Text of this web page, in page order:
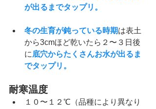
が出るまでタップリ。
冬の生育が鈍っている時期は表土
から3cmほど乾いたら２〜３日後
に底穴からたくさんお水が出るま
でタップリ。
耐寒温度
１０〜１２℃（品種により異なり